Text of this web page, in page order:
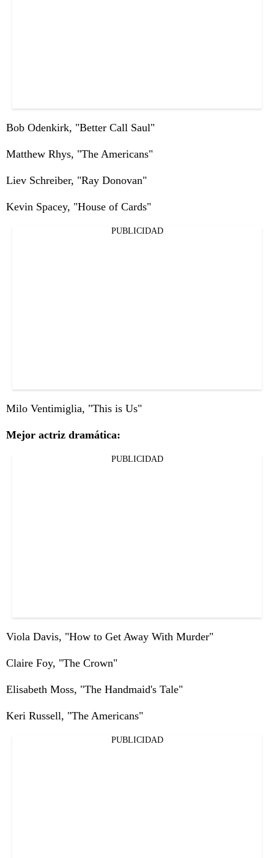
Bob Odenkirk, "Better Call Saul"
Matthew Rhys, "The Americans"
Liev Schreiber, "Ray Donovan"
Kevin Spacey, "House of Cards"
PUBLICIDAD
Milo Ventimiglia, "This is Us"
Mejor actriz dramática:
PUBLICIDAD
Viola Davis, "How to Get Away With Murder"
Claire Foy, "The Crown"
Elisabeth Moss, "The Handmaid's Tale"
Keri Russell, "The Americans"
PUBLICIDAD